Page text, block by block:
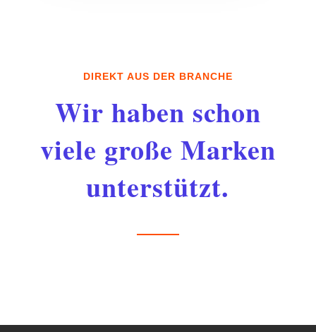
DIREKT AUS DER BRANCHE
Wir haben schon
viele große Marken
unterstützt.